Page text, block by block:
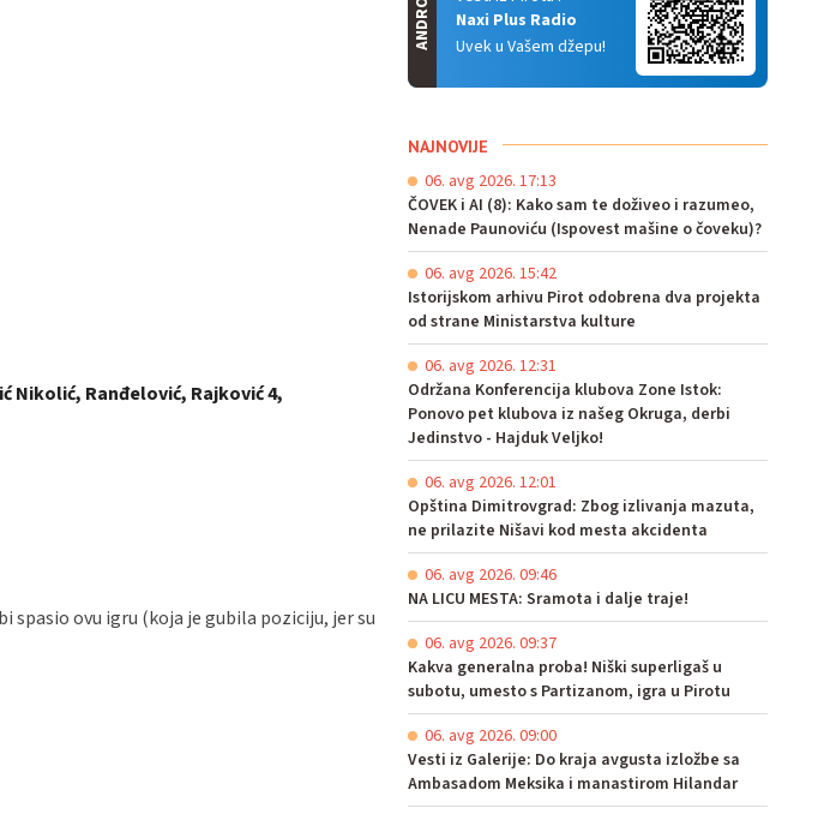
Nikolić, Ranđelović, Rajković 4,
spasio ovu igru (koja je gubila poziciju, jer su
Naxi Plus Radio
Uvek u Vašem džepu!
ANDROID
NAJNOVIJE
06. avg 2026. 17:13
ČOVEK i AI (8): Kako sam te doživeo i razumeo,
Nenade Paunoviću (Ispovest mašine o čoveku)?
06. avg 2026. 15:42
Istorijskom arhivu Pirot odobrena dva projekta
od strane Ministarstva kulture
06. avg 2026. 12:31
Održana Konferencija klubova Zone Istok:
Ponovo pet klubova iz našeg Okruga, derbi
Jedinstvo - Hajduk Veljko!
06. avg 2026. 12:01
Opština Dimitrovgrad: Zbog izlivanja mazuta,
ne prilazite Nišavi kod mesta akcidenta
06. avg 2026. 09:46
NA LICU MESTA: Sramota i dalje traje!
06. avg 2026. 09:37
Kakva generalna proba! Niški superligaš u
subotu, umesto s Partizanom, igra u Pirotu
06. avg 2026. 09:00
Vesti iz Galerije: Do kraja avgusta izložbe sa
Ambasadom Meksika i manastirom Hilandar